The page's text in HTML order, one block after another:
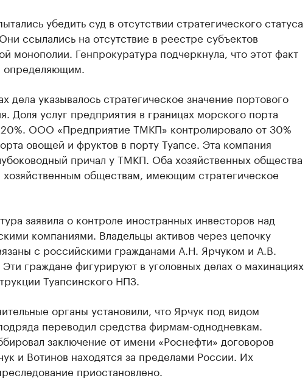
убедить суд в отсутствии стратегического статуса
ссылались на отсутствие в реестре субъектов
монополии. Генпрокуратура подчеркнула, что этот факт
определяющим.
дела указывалось стратегическое значение портового
Доля услуг предприятия в границах морского порта
ООО «Предприятие ТМКП» контролировало от 30%
овощей и фруктов в порту Туапсе. Эта компания
причал у ТМКП. Оба хозяйственных общества
хозяйственным обществам, имеющим стратегическое
заявила о контроле иностранных инвесторов над
компаниями. Владельцы активов через цепочку
с российскими гражданами А.Н. Ярчуком и А.В.
граждане фигурируют в уголовных делах о махинациях
Туапсинского НПЗ.
органы установили, что Ярчук под видом
переводил средства фирмам-однодневкам.
заключение от имени «Роснефти» договоров
и Вотинов находятся за пределами России. Их
приостановлено.